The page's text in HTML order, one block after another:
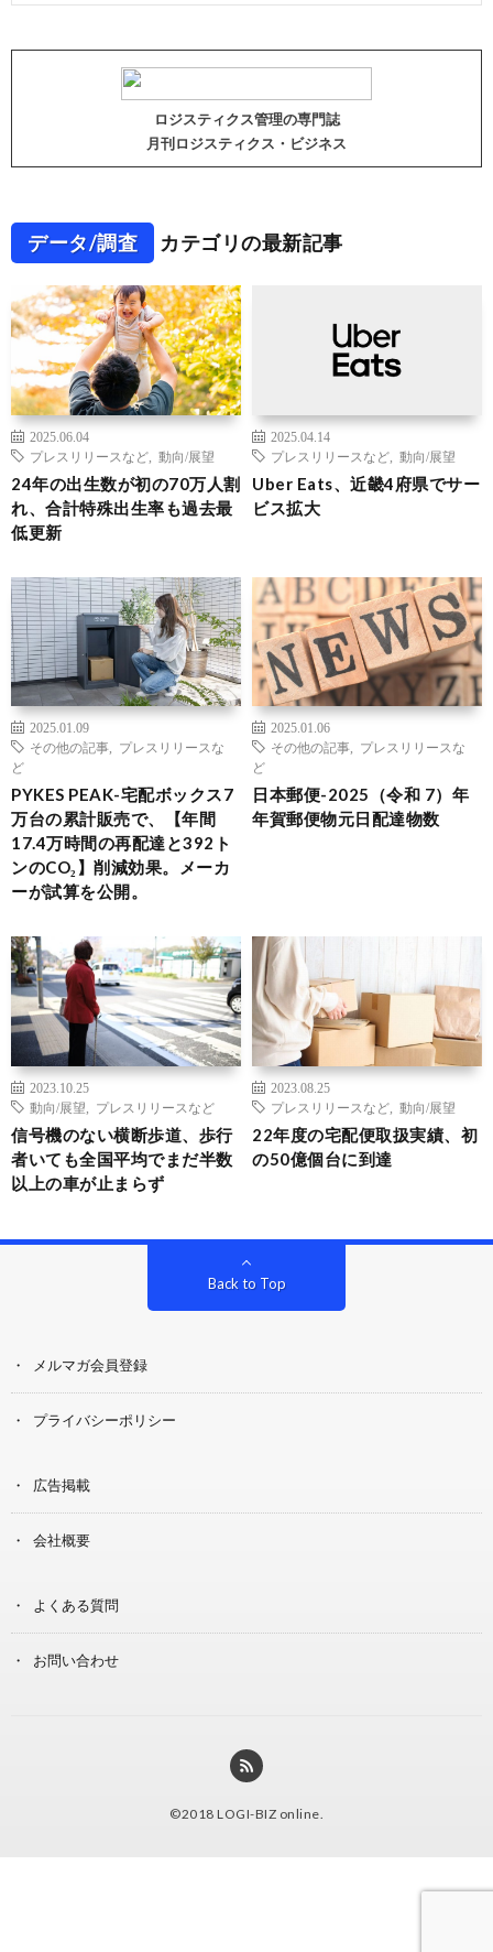
ロジスティクス管理の専門誌
月刊ロジスティクス・ビジネス
データ/調査 カテゴリの最新記事
2025.06.04
プレスリリースなど
動向/展望
24年の出生数が初の70万人割
れ、合計特殊出生率も過去最
低更新
2025.04.14
プレスリリースなど
動向/展望
Uber Eats、近畿4府県でサー
ビス拡大
2025.01.09
その他の記事
プレスリリースな
ど
PYKES PEAK-宅配ボックス7
万台の累計販売で、【年間
17.4万時間の再配達と392ト
ンのCO₂】削減効果。メーカ
ーが試算を公開。
2025.01.06
その他の記事
プレスリリースな
ど
日本郵便-2025（令和 7）年
年賀郵便物元日配達物数
2023.10.25
動向/展望
プレスリリースなど
信号機のない横断歩道、歩行
者いても全国平均でまだ半数
以上の車が止まらず
2023.08.25
プレスリリースなど
動向/展望
22年度の宅配便取扱実績、初
の50億個台に到達
Back to Top
メルマガ会員登録
プライバシーポリシー
広告掲載
会社概要
よくある質問
お問い合わせ
©2018 LOGI-BIZ online